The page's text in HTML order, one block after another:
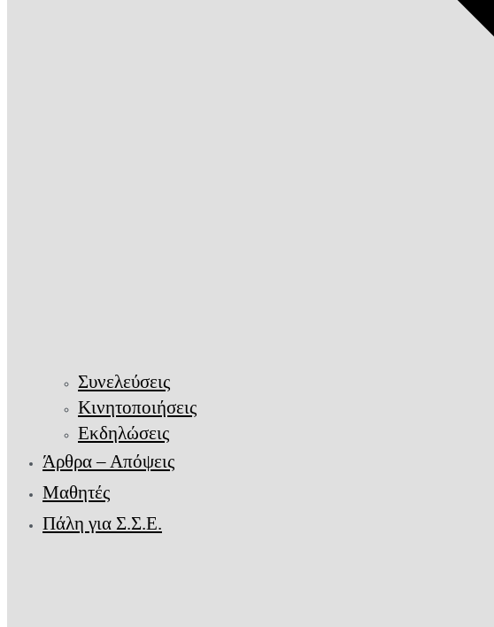
Συνελεύσεις
Κινητοποιήσεις
Εκδηλώσεις
Άρθρα – Απόψεις
Μαθητές
Πάλη για Σ.Σ.Ε.